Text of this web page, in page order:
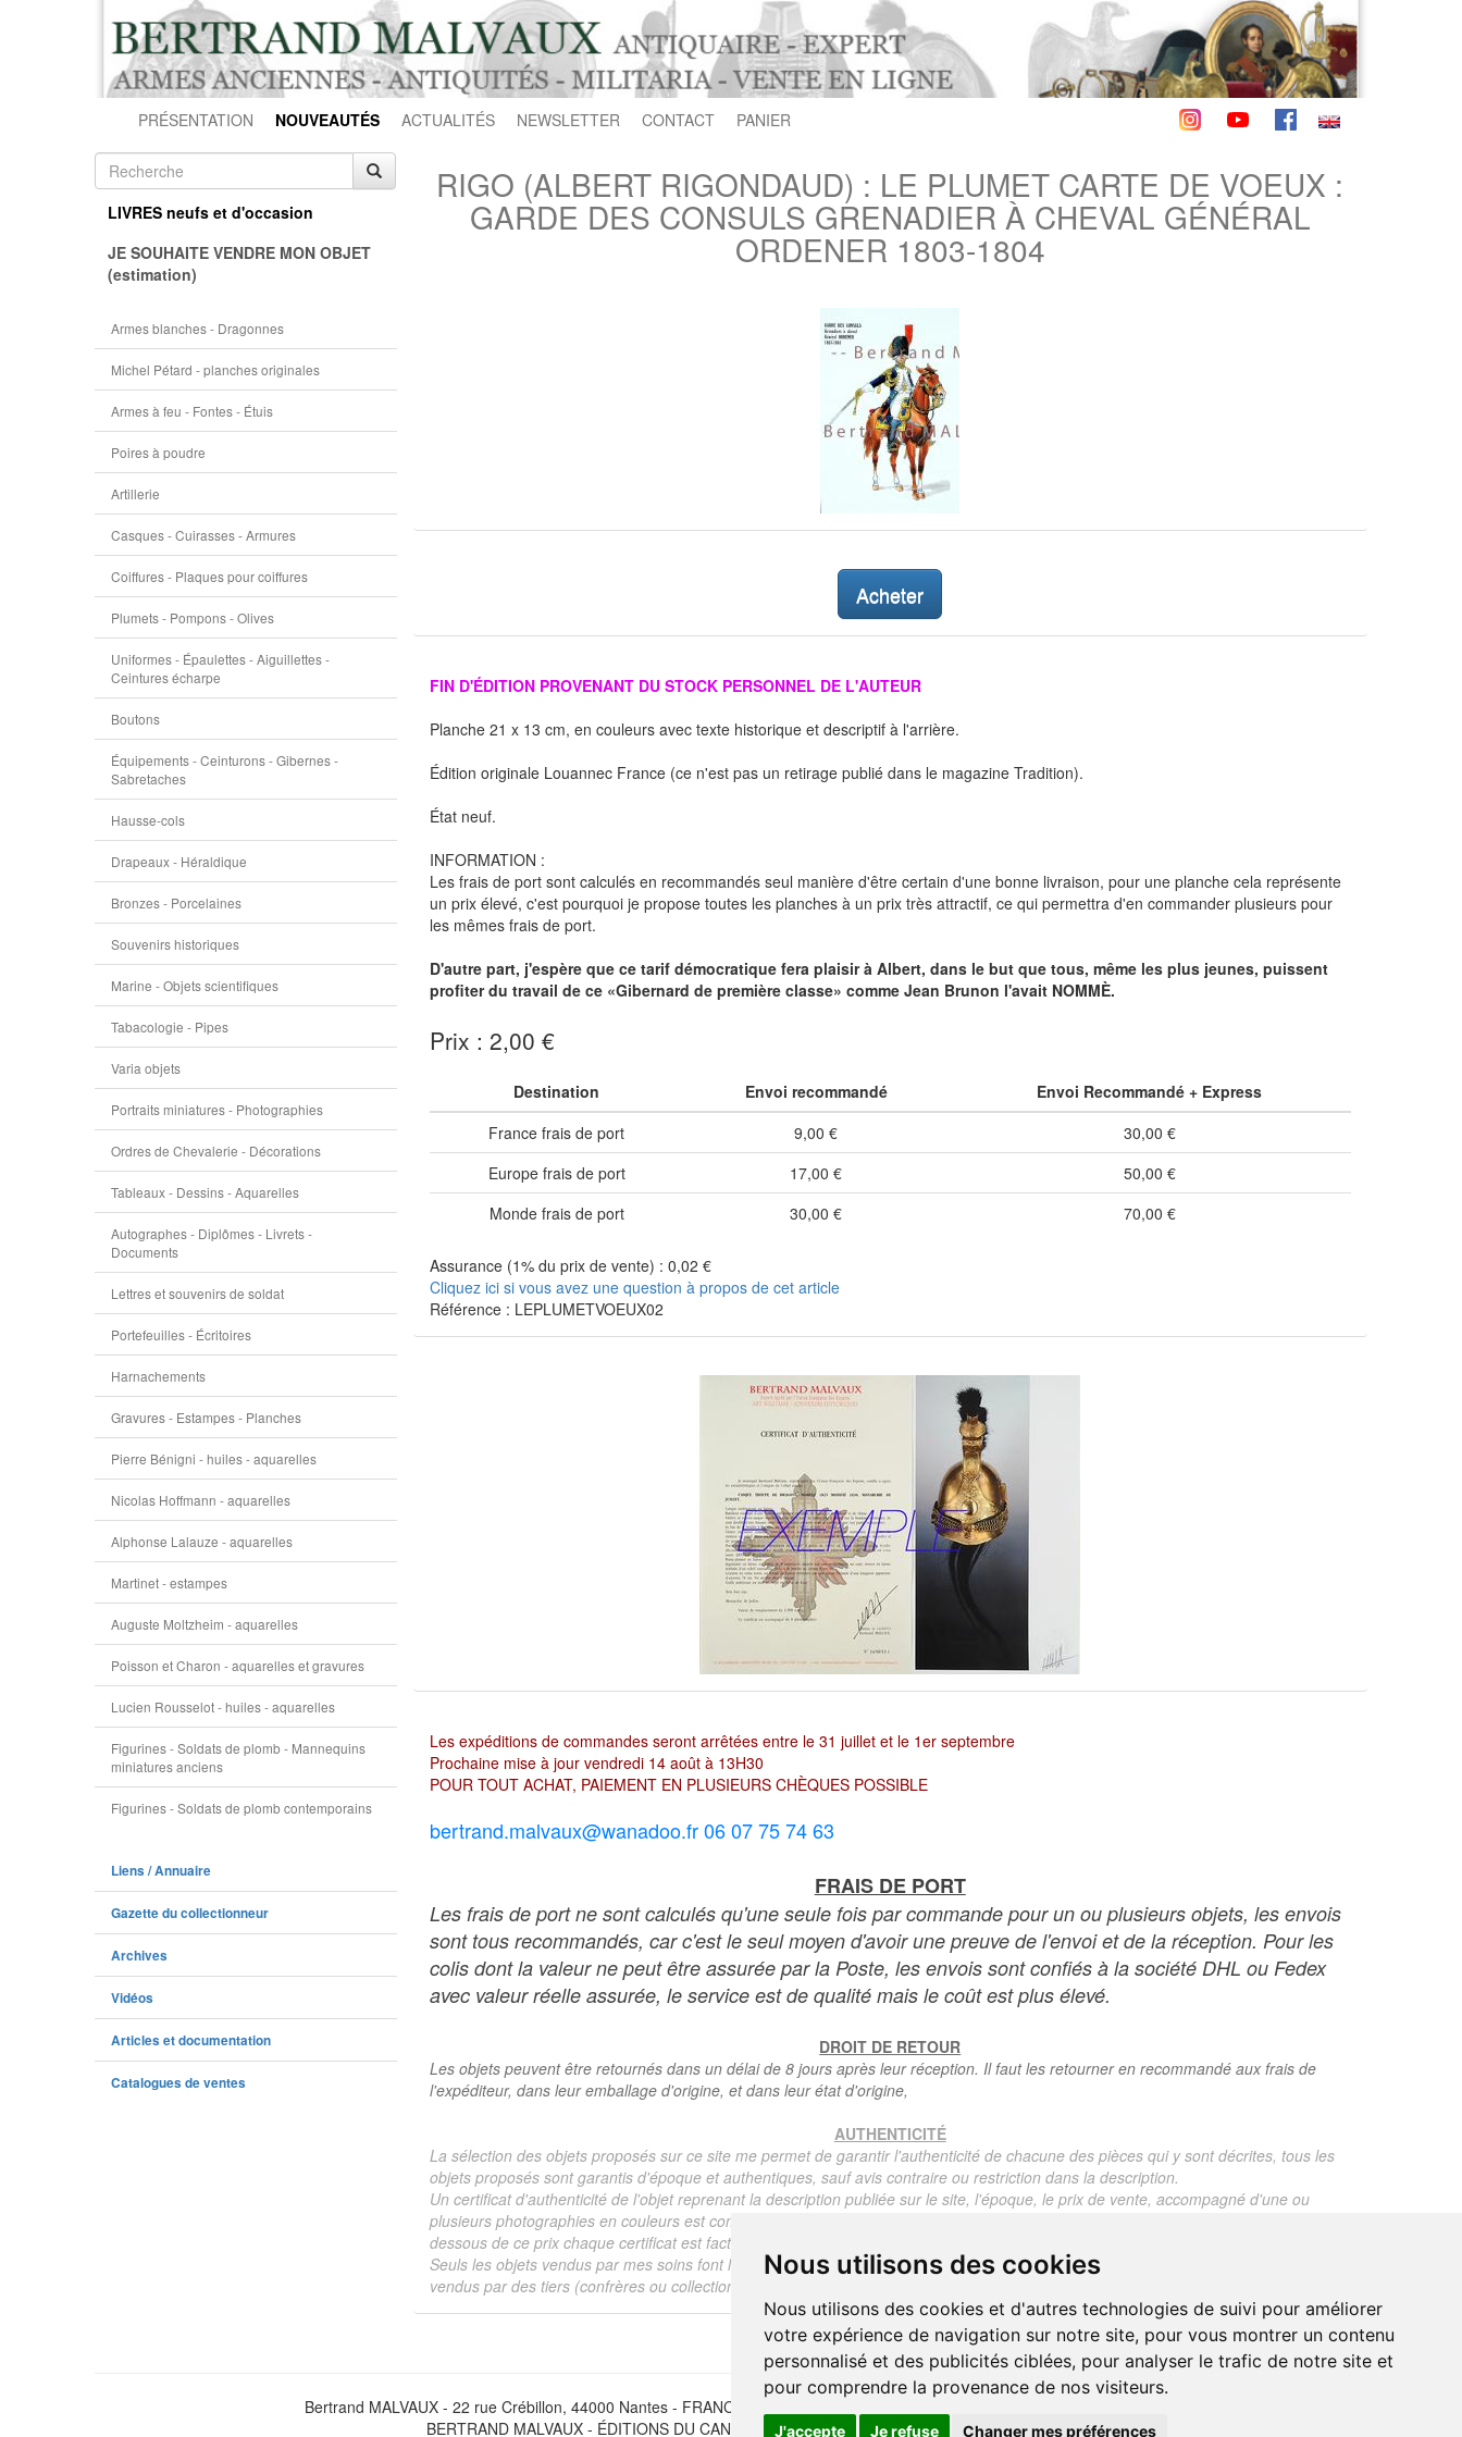
Nous utilisons des cookies
Nous utilisons des cookies et d'autres technologies de suivi pour améliorer
votre expérience de navigation sur notre site, pour vous montrer un contenu
personnalisé et des publicités ciblées, pour analyser le trafic de notre site et
pour comprendre la provenance de nos visiteurs.
J'accepte Je refuse Changer mes préférences
PRÉSENTATION NOUVEAUTÉS ACTUALITÉS NEWSLETTER CONTACT PANIER
LIVRES neufs et d'occasion
JE SOUHAITE VENDRE MON OBJET
(estimation)
Armes blanches - Dragonnes
Michel Pétard - planches originales
Armes à feu - Fontes - Étuis
Poires à poudre
Artillerie
Casques - Cuirasses - Armures
Coiffures - Plaques pour coiffures
Plumets - Pompons - Olives
Uniformes - Épaulettes - Aiguillettes -
Ceintures écharpe
Boutons
Équipements - Ceinturons - Gibernes -
Sabretaches
Hausse-cols
Drapeaux - Héraldique
Bronzes - Porcelaines
Souvenirs historiques
Marine - Objets scientifiques
Tabacologie - Pipes
Varia objets
Portraits miniatures - Photographies
Ordres de Chevalerie - Décorations
Tableaux - Dessins - Aquarelles
Autographes - Diplômes - Livrets -
Documents
Lettres et souvenirs de soldat
Portefeuilles - Écritoires
Harnachements
Gravures - Estampes - Planches
Pierre Bénigni - huiles - aquarelles
Nicolas Hoffmann - aquarelles
Alphonse Lalauze - aquarelles
Martinet - estampes
Auguste Moltzheim - aquarelles
Poisson et Charon - aquarelles et gravures
Lucien Rousselot - huiles - aquarelles
Figurines - Soldats de plomb - Mannequins
miniatures anciens
Figurines - Soldats de plomb contemporains
Liens / Annuaire
Gazette du collectionneur
Archives
Vidéos
Articles et documentation
Catalogues de ventes
RIGO (ALBERT RIGONDAUD) : LE PLUMET CARTE DE VOEUX :
GARDE DES CONSULS GRENADIER À CHEVAL GÉNÉRAL
ORDENER 1803-1804
Acheter
FIN D'ÉDITION PROVENANT DU STOCK PERSONNEL DE L'AUTEUR
Planche 21 x 13 cm, en couleurs avec texte historique et descriptif à l'arrière.
Édition originale Louannec France (ce n'est pas un retirage publié dans le magazine Tradition).
État neuf.
INFORMATION :
Les frais de port sont calculés en recommandés seul manière d'être certain d'une bonne livraison, pour une planche cela représente
un prix élevé, c'est pourquoi je propose toutes les planches à un prix très attractif, ce qui permettra d'en commander plusieurs pour
les mêmes frais de port.
D'autre part, j'espère que ce tarif démocratique fera plaisir à Albert, dans le but que tous, même les plus jeunes, puissent
profiter du travail de ce «Gibernard de première classe» comme Jean Brunon l'avait NOMMÈ.
Prix : 2,00 €
Destination Envoi recommandé
Envoi Recommandé + Express
France frais de port
9,00 €
30,00 €
Europe frais de port
17,00 €
50,00 €
Monde frais de port
30,00 € 70,00 €
Assurance (1% du prix de vente) : 0,02 €
Cliquez ici si vous avez une question à propos de cet article
Référence : LEPLUMETVOEUX02
Les expéditions de commandes seront arrêtées entre le 31 juillet et le 1er septembre
Prochaine mise à jour vendredi 14 août à 13H30
POUR TOUT ACHAT, PAIEMENT EN PLUSIEURS CHÈQUES POSSIBLE
bertrand.malvaux@wanadoo.fr 06 07 75 74 63
FRAIS DE PORT
Les frais de port ne sont calculés qu'une seule fois par commande pour un ou plusieurs objets, les envois
sont tous recommandés, car c'est le seul moyen d'avoir une preuve de l'envoi et de la réception. Pour les
colis dont la valeur ne peut être assurée par la Poste, les envois sont confiés à la société DHL ou Fedex
avec valeur réelle assurée, le service est de qualité mais le coût est plus élevé.
DROIT DE RETOUR
Les objets peuvent être retournés dans un délai de 8 jours après leur réception. Il faut les retourner en recommandé aux frais de
l'expéditeur, dans leur emballage d'origine, et dans leur état d'origine,
AUTHENTICITÉ
La sélection des objets proposés sur ce site me permet de garantir l'authenticité de chacune des pièces qui y sont décrites, tous les
objets proposés sont garantis d'époque et authentiques, sauf avis contraire ou restriction dans la description.
Un certificat d'authenticité de l'objet reprenant la description publiée sur le site, l'époque, le prix de vente, accompagné d'une ou
plusieurs photographies en couleurs est communiqué automatiquement pour tout objet dont le prix est supérieur à 130 euros. En
dessous de ce prix chaque certificat est facturé 5 euros.
Seuls les objets vendus par mes soins font l'objet d'un certificat d'authenticité, je ne fais aucun rapport d'expertise pour les objets
vendus par des tiers (confrères ou collectionneurs).
Bertrand MALVAUX - 22 rue Crébillon, 44000 Nantes - FRANCE - Tél. (33) 02 40 733 600 —
BERTRAND MALVAUX - ÉDITIONS DU CANONNIER SARL au capital de 47.000 EUROS